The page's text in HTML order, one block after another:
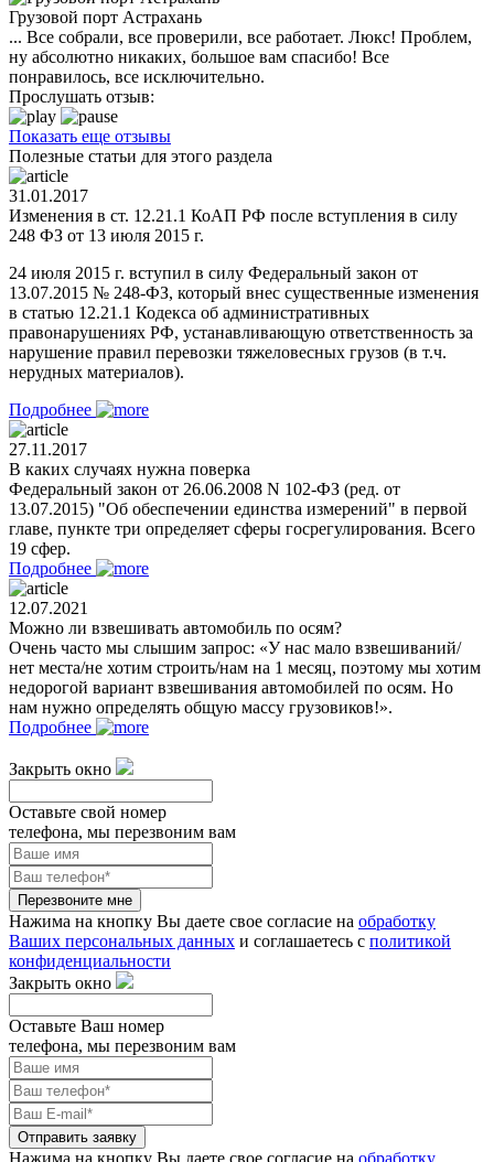
Грузовой порт Астрахань
... Все собрали, все проверили, все работает. Люкс! Проблем,
ну абсолютно никаких, большое вам спасибо! Все
понравилось, все исключительно.
Прослушать отзыв:
Показать еще отзывы
Полезные статьи для этого раздела
31.01.2017
Изменения в ст. 12.21.1 КоАП РФ после вступления в силу
248 ФЗ от 13 июля 2015 г.
24 июля 2015 г. вступил в силу Федеральный закон от
13.07.2015 № 248-ФЗ, который внес существенные изменения
в статью 12.21.1 Кодекса об административных
правонарушениях РФ, устанавливающую ответственность за
нарушение правил перевозки тяжеловесных грузов (в т.ч.
нерудных материалов).
Подробнее
27.11.2017
В каких случаях нужна поверка
Федеральный закон от 26.06.2008 N 102-ФЗ (ред. от
13.07.2015) "Об обеспечении единства измерений" в первой
главе, пункте три определяет сферы госрегулирования. Всего
19 сфер.
Подробнее
12.07.2021
Можно ли взвешивать автомобиль по осям?
Очень часто мы слышим запрос: «У нас мало взвешиваний/
нет места/не хотим строить/нам на 1 месяц, поэтому мы хотим
недорогой вариант взвешивания автомобилей по осям. Но
нам нужно определять общую массу грузовиков!».
Подробнее
Закрыть окно
Оставьте свой номер
телефона, мы перезвоним вам
Перезвоните мне
Нажима на кнопку Вы даете свое согласие на обработку
Ваших персональных данных и соглашаетесь с политикой
конфиденциальности
Закрыть окно
Оставьте Ваш номер
телефона, мы перезвоним вам
Отправить заявку
Нажима на кнопку Вы даете свое согласие на обработку